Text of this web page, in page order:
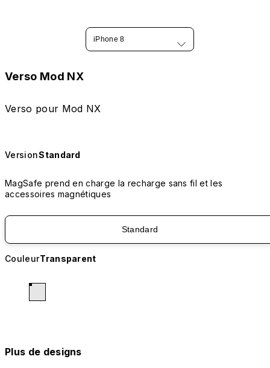
iPhone 8
Verso Mod NX
Verso pour Mod NX
VersionStandard
MagSafe prend en charge la recharge sans fil et les
accessoires magnétiques
Standard
CouleurTransparent
Plus de designs